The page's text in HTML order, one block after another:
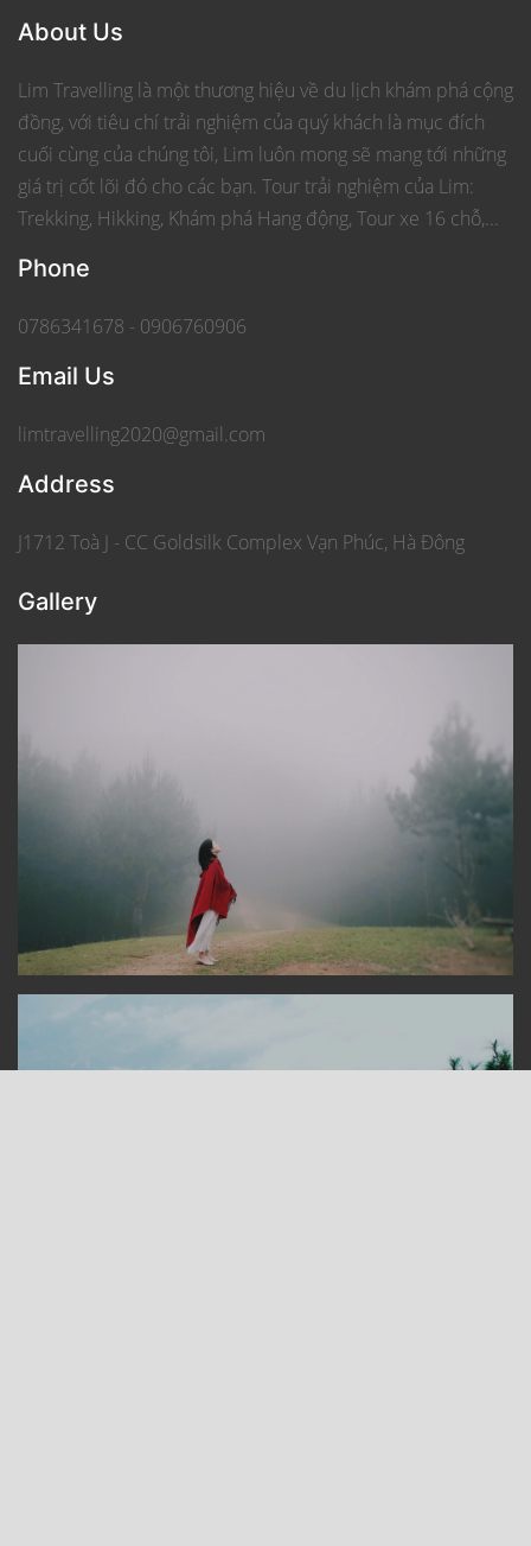
About Us
Lim Travelling là một thương hiệu về du lịch khám phá cộng
đồng, với tiêu chí trải nghiệm của quý khách là mục đích
cuối cùng của chúng tôi, Lim luôn mong sẽ mang tới những
giá trị cốt lõi đó cho các bạn. Tour trải nghiệm của Lim:
Trekking, Hikking, Khám phá Hang động, Tour xe 16 chỗ,...
Phone
0786341678 - 0906760906
Email Us
limtravelling2020@gmail.com
Address
J1712 Toà J - CC Goldsilk Complex Vạn Phúc, Hà Đông
Gallery